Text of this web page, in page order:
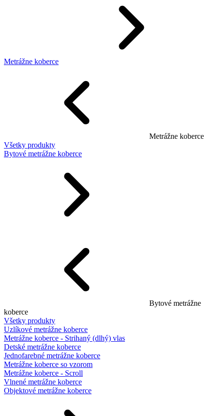
Metrážne koberce
Metrážne koberce
Všetky produkty
Bytové metrážne koberce
Bytové metrážne
koberce
Všetky produkty
Uzlíkové metrážne koberce
Metrážne koberce - Strihaný (dlhý) vlas
Detské metrážne koberce
Jednofarebné metrážne koberce
Metrážne koberce so vzorom
Metrážne koberce - Scroll
Vlnené metrážne koberce
Objektové metrážne koberce